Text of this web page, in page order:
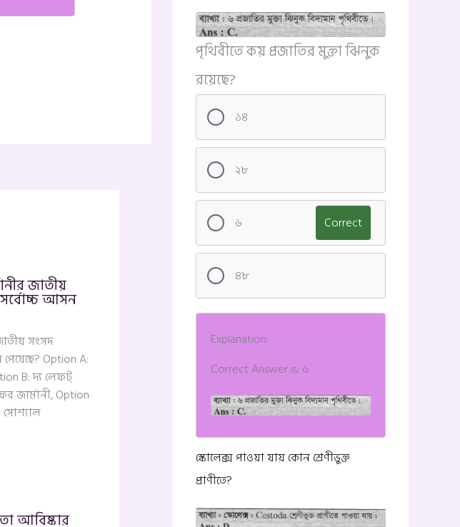
জাতীয়
আসন
সংসদ
Option A:
B: দ্য লেফট্
জার্মানী, Option
সোশ্যাল
আবিষ্কার
পৃথিবীতে কয় প্রজাতির মুক্তা ঝিনুক
রয়েছে?
১৪
২৮
৬ Correct
৪৮
Explanation:
Correct Answer is: ৬
স্কোলেক্স পাওয়া যায় কোন শ্রেণীভুক্ত
প্রাণীতে?